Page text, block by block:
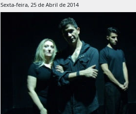
Sexta-feira, 25 de Abril de 2014